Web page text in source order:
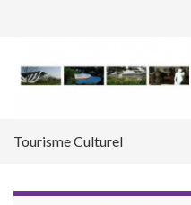
Tourisme Culturel